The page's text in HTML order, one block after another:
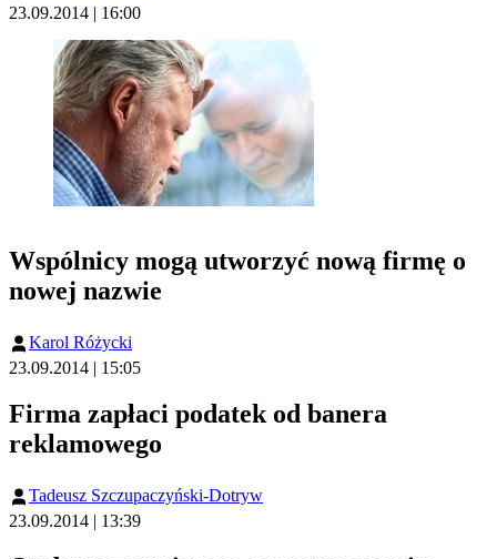
23.09.2014 | 16:00
Wspólnicy mogą utworzyć nową firmę o
nowej nazwie
Karol Różycki
23.09.2014 | 15:05
Firma zapłaci podatek od banera
reklamowego
Tadeusz Szczupaczyński-Dotryw
23.09.2014 | 13:39